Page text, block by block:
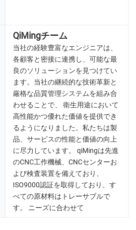
QiMingチーム
当社の経験豊富なエンジニアは、
各顧客と密接に連携し、可能な最
良のソリューションを見つけてい
ます。当社の継続的な技術革新と
厳格な品質管理システムを組み合
わせることで、 衛生用途において
高性能かつ優れた価値を提供でき
るようになりました。私たちは製
品、サービスの性能と価値の向上
に尽力しています。 qiMingは先進
のCNC工作機械、CNCセンターお
よび検査装置を備えており、
ISO9000認証を取得しており、す
べての原材料はトレーサブルで
す。 ニーズに合わせて